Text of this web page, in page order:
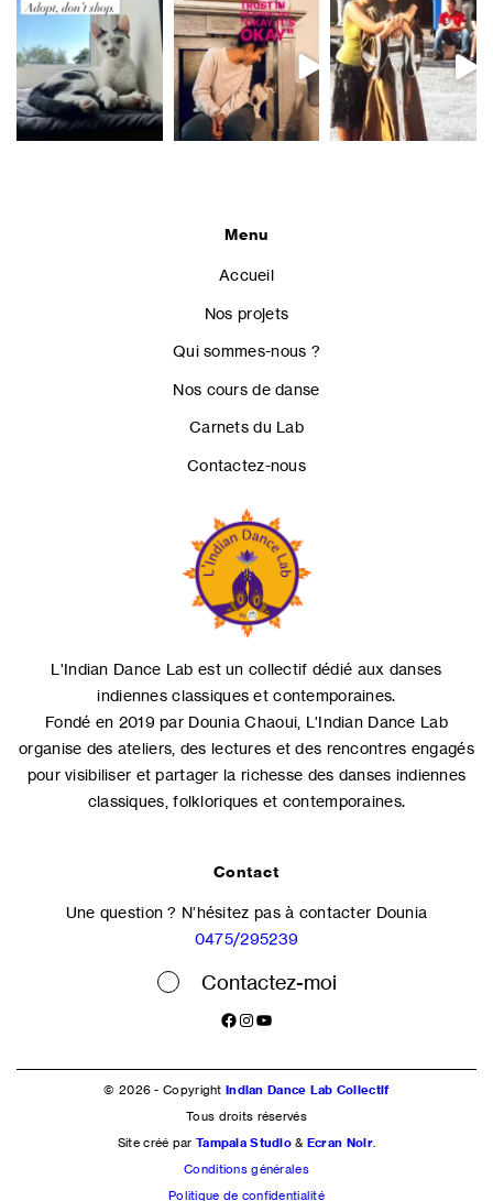
Menu
Accueil
Nos projets
Qui sommes-nous ?
Nos cours de danse
Carnets du Lab
Contactez-nous
L'Indian Dance Lab est un collectif dédié aux danses
indiennes classiques et contemporaines.
Fondé en 2019 par Dounia Chaoui, L'Indian Dance Lab
organise des ateliers, des lectures et des rencontres engagés
pour visibiliser et partager la richesse des danses indiennes
classiques, folkloriques et contemporaines.
Contact
Une question ? N’hésitez pas à contacter Dounia
0475/295239
Contactez-moi
Facebook
Instagram
YouTube
© 2026 - Copyright Indian Dance Lab Collectif
Tous droits réservés
Site créé par Tampala Studio & Ecran Noir.
Conditions générales
Politique de confidentialité